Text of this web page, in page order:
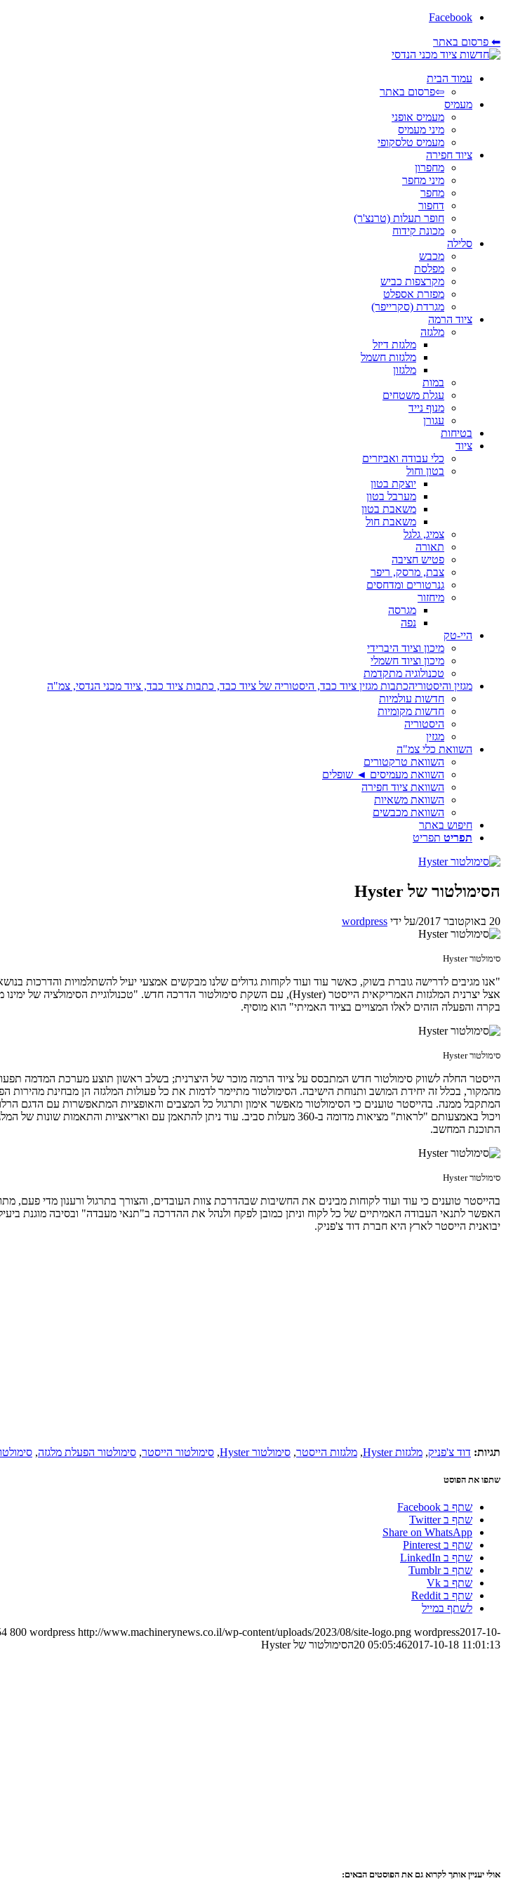
Facebook
⬅ פרסום באתר
עמוד הבית
⇦פרסום באתר
מעמיס
מעמיס אופני
מיני מעמיס
מעמיס טלסקופי
ציוד חפירה
מחפרון
מיני מחפר
מחפר
דחפור
חופר תעלות (טרנצ'ר)
מכונת קידוח
סלילה
מכבש
מפלסת
מקרצפות כביש
מפזרת אספלט
מגרדת (סקרייפר)
ציוד הרמה
מלגזה
מלגזת דיזל
מלגזות חשמל
מלגזון
במות
עגלת משטחים
מנוף נייד
עגורן
בטיחות
ציוד
כלי עבודה ואביזרים
בטון וחול
יוצקת בטון
מערבל בטון
משאבת בטון
משאבת חול
צמיג, גלגל
תאורה
פטיש חציבה
צבת, מרסק, ריפר
גנרטורים ומדחסים
מיחזור
מגרסה
נפה
היי-טק
מיכון וציוד היברידי
מיכון וציוד חשמלי
טכנולוגיה מתקדמת
מגזין והיסטוריהכתבות מגזין ציוד כבד, היסטוריה של ציוד כבד, כתבות ציוד כבד, ציוד מכני הנדסי, צמ"ה
חדשות עולמיות
חדשות מקומיות
היסטוריה
מגזין
השוואת כלי צמ"ה
השוואת טרקטורים
השוואת מעמיסים ◄ שופלים
השוואת ציוד חפירה
השוואת משאיות
השוואת מכבשים
חיפוש באתר
תפריט תפריט
הסימולטור של Hyster
20 באוקטובר 2017 /על ידי wordpress
סימולטור Hyster
"אנו מגיבים לדרישה גוברת בשוק, כאשר עוד ועוד לקוחות גדולים שלנו מבקשים אמצעי יעיל להשתלמויות והדרכות
בקרה והפעלה הזהים לאלו המצויים בציוד האמיתי" הוא מוסיף.
סימולטור Hyster
מהמקור, בכלל זה יחידת המושב ותנוחת הישיבה. הסימולטור מתיימר לדמות את כל פעולות המלגזה הן מבחינת
ויכול באמצעותם "לראות" מציאות מדומה ב-360 מעלות סביב. עוד ניתן להתאמן עם
התוכנת המחשב.
סימולטור Hyster
בהייסטר טוענים כי עוד ועוד לקוחות מבינים את החשיבות שבהדרכת צוות העובדים, והצורך בתרגול ורענון מדי
האפשר לתנאי העבודה האמיתיים של כל לקוח וניתן כמובן לפקח ולנהל את ההדרכה ב"תנאי מעבדה" ובסיבה מוגנת
יבואנית הייסטר לארץ היא חברת דוד צ'פניק.
תגיות: דוד צ'פניק, מלגזות Hyster , מלגזות הייסטר, סימולטור Hyster , סימולטור הייסטר, סימולטור הפעלת מלגזה,
שתפו את הפוסט
שתף ב Facebook
שתף ב Twitter
Share on WhatsApp
שתף ב Pinterest
שתף ב LinkedIn
שתף ב Tumblr
שתף ב Vk
שתף ב Reddit
לשתף במייל
800 wordpress http://www.machinerynews.co.il/wp-content/uploads/2023/08/site-logo.png wordpress2017-10-
20 05:05:462017-10-18 11:01:13 הסימולטור של Hyster
אולי יעניין אותך לקרוא גם את הפוסטים הבאים: